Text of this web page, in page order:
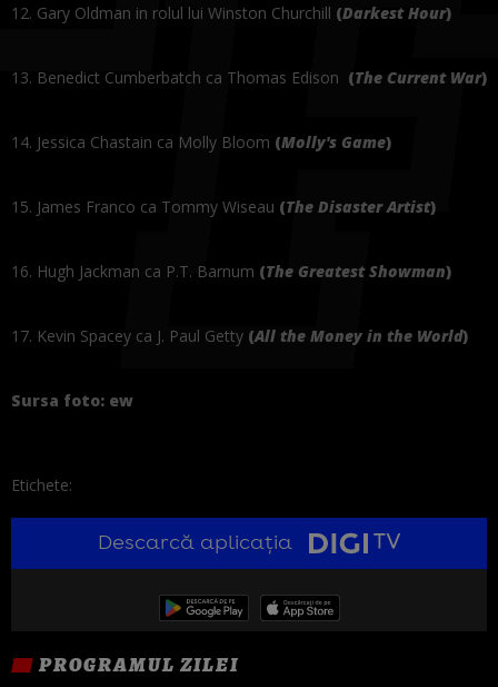
12. Gary Oldman in rolul lui Winston Churchill (Darkest Hour)
13. Benedict Cumberbatch ca Thomas Edison (The Current War)
14. Jessica Chastain ca Molly Bloom (Molly's Game)
15. James Franco ca Tommy Wiseau (The Disaster Artist)
16. Hugh Jackman ca P.T. Barnum (The Greatest Showman)
17. Kevin Spacey ca J. Paul Getty (All the Money in the World)
Sursa foto: ew
Etichete:
Descarcă aplicația
PROGRAMUL ZILEI